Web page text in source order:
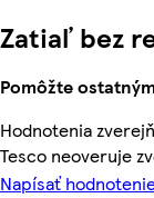
Zatiaľ bez
Pomôžte
Hodnotenia
Tesco neoveruje
Napísať